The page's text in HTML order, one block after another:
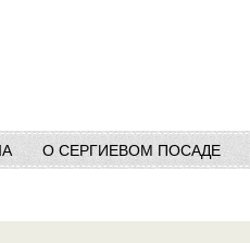
О СЕРГИЕВОМ ПОСАДЕ